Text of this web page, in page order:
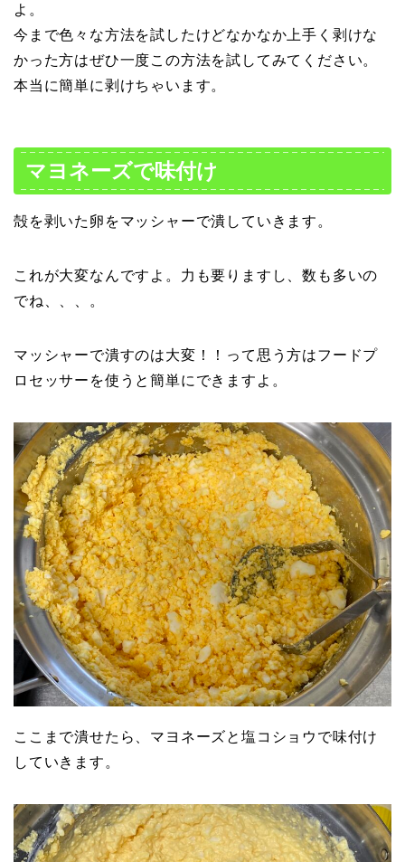
よ。
今まで色々な方法を試したけどなかなか上手く剥けな
かった方はぜひ一度この方法を試してみてください。
本当に簡単に剥けちゃいます。
マヨネーズで味付け
殻を剥いた卵をマッシャーで潰していきます。
これが大変なんですよ。力も要りますし、数も多いの
でね、、、。
マッシャーで潰すのは大変！！って思う方はフードプ
ロセッサーを使うと簡単にできますよ。
ここまで潰せたら、マヨネーズと塩コショウで味付け
していきます。